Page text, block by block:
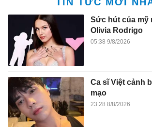
Sức hút của mỹ
Olivia Rodrigo
05:38 9/8/2026
Ca sĩ Việt cảnh
mạo
23:28 8/8/2026